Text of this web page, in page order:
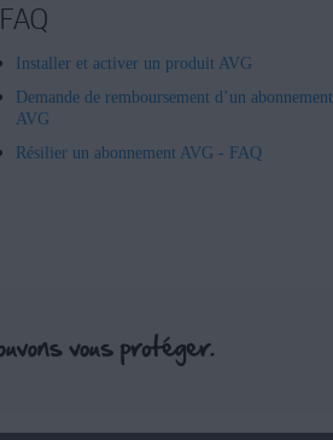
FAQ
Installer et activer un produit AVG
Demande de remboursement d’un abonnement
AVG
Résilier un abonnement AVG - FAQ